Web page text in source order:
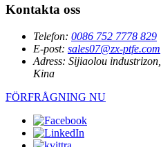
Kontakta oss
Telefon: 0086 752 7778 829
E-post: sales07@zx-ptfe.com
Adress: Sijiaolou
Kina
FÖRFRÅGNING NU